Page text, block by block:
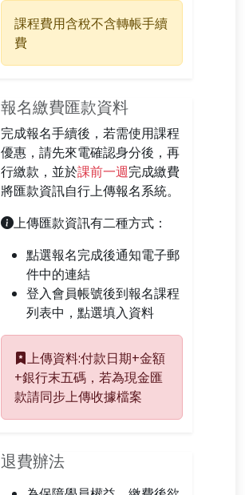
課程費用含稅不含轉帳手續
費
報名繳費匯款資料
完成報名手續後，若需使用課程
優惠，請先來電確認身分後，再
行繳款，並於課前一週完成繳費
將匯款資訊自行上傳報名系統。
上傳匯款資訊有二種方式：
點選報名完成後通知電子郵
件中的連結
登入會員帳號後到報名課程
列表中，點選填入資料
上傳資料:付款日期+金額
+銀行末五碼，若為現金匯
款請同步上傳收據檔案
退費辦法